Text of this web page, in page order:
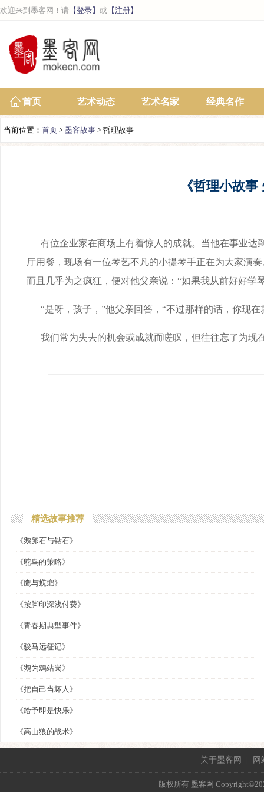
欢迎来到墨客网！请 【登录】 或 【注册】
首页 艺术动态 艺术名家 经典名作
当前位置： 首页 > 墨客故事 > 哲理故事
《哲理小故
有位企业家在商场上有着惊人的成就。当他在事业
厅用餐，现场有一位琴艺不凡的小提琴手正在为大家演
而且几乎为之疯狂，便对他父亲说：“如果我从前好好学
“是呀，孩子，”他父亲回答，“不过那样的话，你现
我们常为失去的机会或成就而嗟叹，但往往忘了为现
精选故事推荐
《鹅卵石与钻石》
《鸵鸟的策略》
《鹰与蜣螂》
《按脚印深浅付费》
《青春期典型事件》
《骏马远征记》
《鹅为鸡站岗》
《把自己当坏人》
《给予即是快乐》
《高山狼的战术》
关于墨客网 | 网
版权所有 墨客网